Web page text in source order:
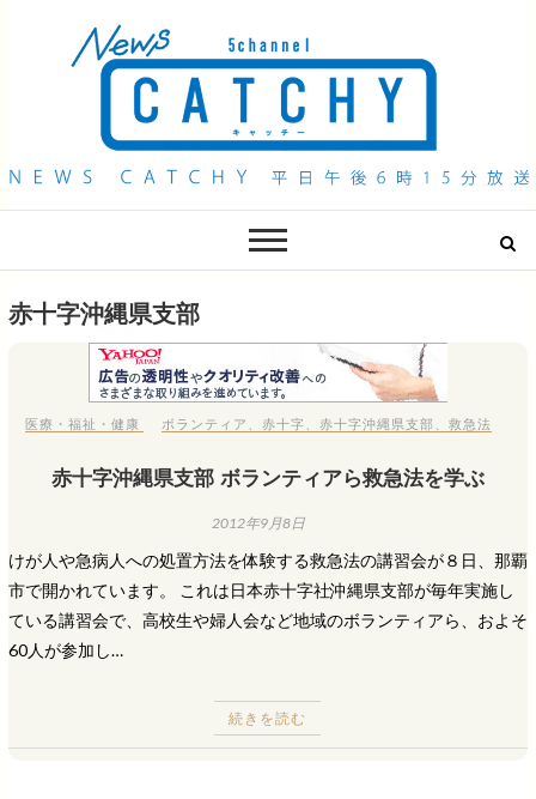
QAB NEWS Headline
赤十字沖縄県支部
医療・福祉・健康 ボランティア 、赤十字 、赤十字沖縄県支部 、救急法
赤十字沖縄県支部 ボランティアら救急法を学ぶ
2012年9月8日
けが人や急病人への処置方法を体験する救急法の講習会が８日、那覇
市で開かれています。 これは日本赤十字社沖縄県支部が毎年実施し
ている講習会で、高校生や婦人会など地域のボランティアら、およそ
60人が参加し…
続きを読む